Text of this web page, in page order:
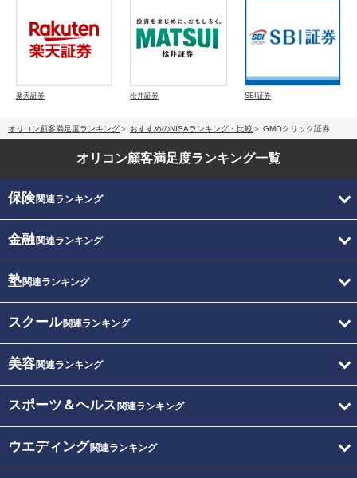
楽天証券 松井証券 SBI証券
オリコン顧客満足度ランキング おすすめのNISAランキング・比較 GMOクリック証券
オリコン顧客満足度ランキング一覧
保険関連ランキング
金融関連ランキング
塾関連ランキング
スクール関連ランキング
美容関連ランキング
スポーツ＆ヘルス 関連ランキング
ウエディング関連ランキング